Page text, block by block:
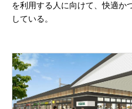
を利用する人に向けて、快適か
している。